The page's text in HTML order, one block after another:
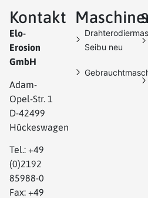
Kontakt
Elo-
Erosion
GmbH
Adam-
Opel-Str. 1
D-42499
Hückeswagen
Tel.: +49
(0)2192
85988-0
Fax: +49
Seibu neu